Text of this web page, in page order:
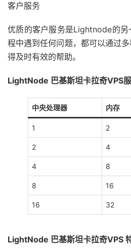
客户服务
优质的客户服务是Lightnode的另
程中遇到任何问题，都可以通过
得及时有效的帮助。
LightNode 巴基斯坦卡拉奇VPS服
中央处理器 内存
1 2
2 4
4 8
8 16
16 32
LightNode 巴基斯坦卡拉奇VPS 特